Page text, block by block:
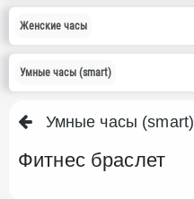
Женские часы
Умные часы (smart)
Умные часы (smart)
Фитнес браслет